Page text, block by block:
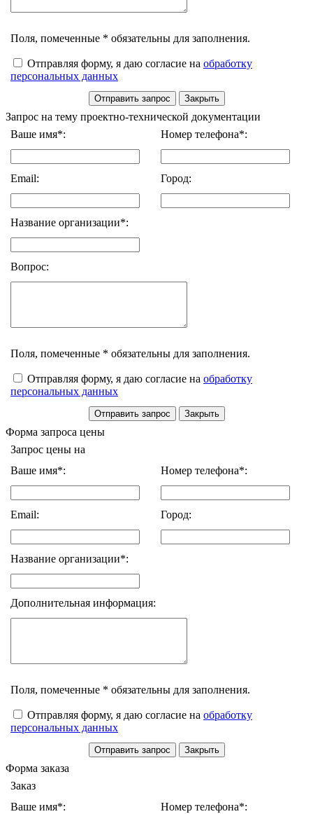
Поля, помеченные * обязательны для заполнения.
Отправляя форму, я даю согласие на обработку
персональных данных
Запрос на тему проектно-технической документации
Ваше имя*:
Номер телефона*:
Email: Город:
Название организации*:
Вопрос:
Поля, помеченные * обязательны для заполнения.
Отправляя форму, я даю согласие на обработку
персональных данных
Форма запроса цены
Запрос цены на
Ваше имя*:
Номер телефона*:
Email: Город:
Название организации*:
Дополнительная информация:
Поля, помеченные * обязательны для заполнения.
Отправляя форму, я даю согласие на обработку
персональных данных
Форма заказа
Заказ
Ваше имя*:
Номер телефона*: